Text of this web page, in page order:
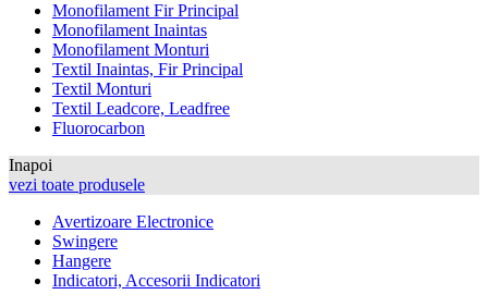
Monofilament Fir Principal
Monofilament Inaintas
Monofilament Monturi
Textil Inaintas, Fir Principal
Textil Monturi
Textil Leadcore, Leadfree
Fluorocarbon
Inapoi
vezi toate produsele
Avertizoare Electronice
Swingere
Hangere
Indicatori, Accesorii Indicatori